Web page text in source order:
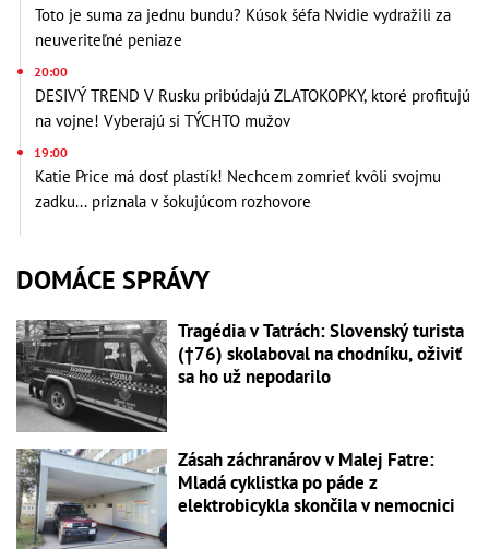
Toto je suma za jednu bundu? Kúsok šéfa Nvidie vydražili za
neuveriteľné peniaze
20:00
DESIVÝ TREND V Rusku pribúdajú ZLATOKOPKY, ktoré profitujú
na vojne! Vyberajú si TÝCHTO mužov
19:00
Katie Price má dosť plastík! Nechcem zomrieť kvôli svojmu
zadku... priznala v šokujúcom rozhovore
DOMÁCE SPRÁVY
Tragédia v Tatrách: Slovenský turista
(†76) skolaboval na chodníku, oživiť
sa ho už nepodarilo
Zásah záchranárov v Malej Fatre:
Mladá cyklistka po páde z
elektrobicykla skončila v nemocnici